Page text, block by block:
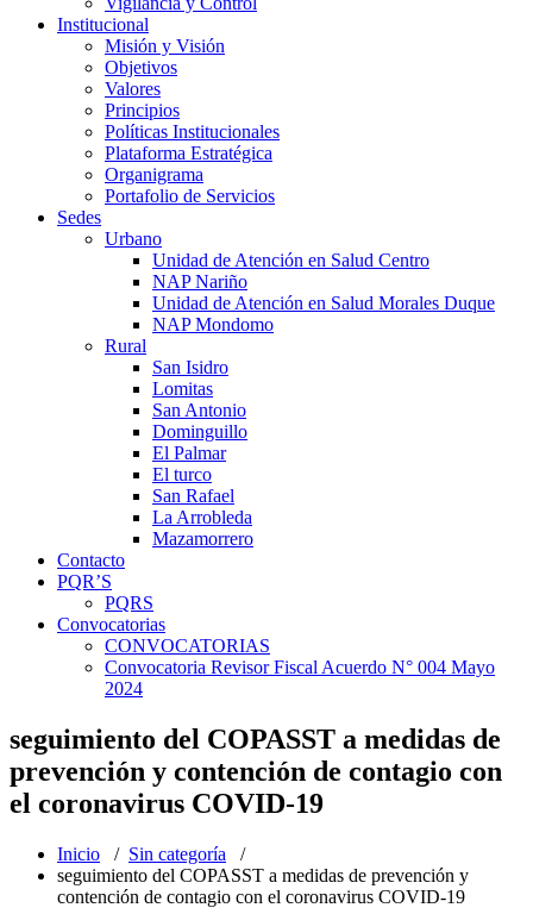
Institucional
Misión y Visión
Objetivos
Valores
Principios
Políticas Institucionales
Plataforma Estratégica
Organigrama
Portafolio de Servicios
Sedes
Urbano
Unidad de Atención en Salud Centro
NAP Nariño
Unidad de Atención en Salud Morales Duque
NAP Mondomo
Rural
San Isidro
Lomitas
San Antonio
Dominguillo
El Palmar
El turco
San Rafael
La Arrobleda
Mazamorrero
Contacto
PQR’S
PQRS
Convocatorias
CONVOCATORIAS
Convocatoria Revisor Fiscal Acuerdo N° 004 Mayo
2024
seguimiento del COPASST a medidas de
prevención y contención de contagio con
el coronavirus COVID-19
Inicio / Sin categoría /
seguimiento del COPASST a medidas de prevención y
contención de contagio con el coronavirus COVID-19